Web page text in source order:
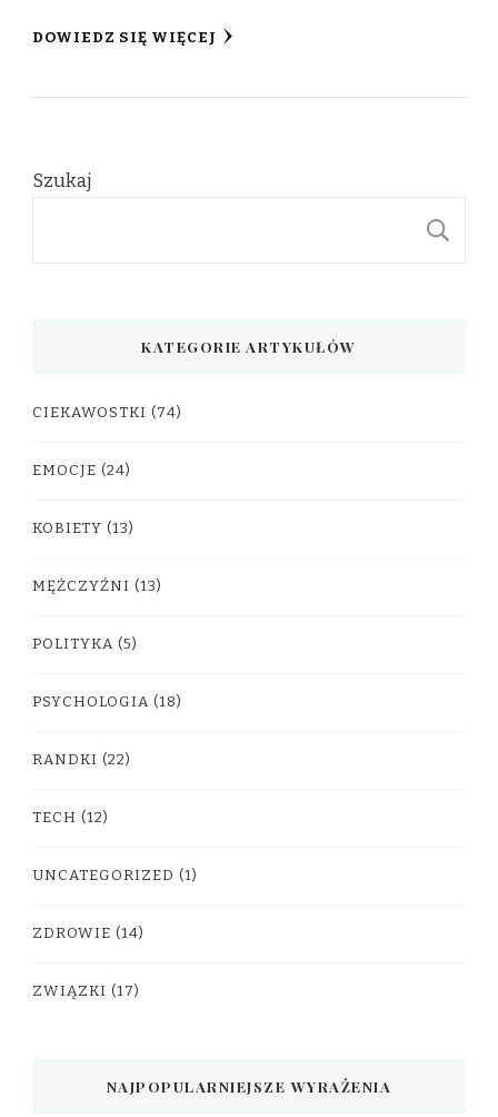
DOWIEDZ SIĘ WIĘCEJ
Szukaj
KATEGORIE ARTYKUŁÓW
CIEKAWOSTKI (74)
EMOCJE (24)
KOBIETY (13)
MĘŻCZYŹNI (13)
POLITYKA (5)
PSYCHOLOGIA (18)
RANDKI (22)
TECH (12)
UNCATEGORIZED (1)
ZDROWIE (14)
ZWIĄZKI (17)
NAJPOPULARNIEJSZE WYRAŻENIA